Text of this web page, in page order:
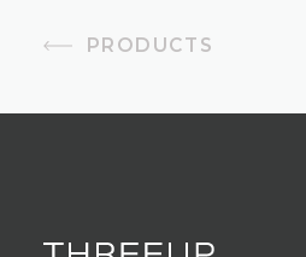
首振り
PRODUCTS